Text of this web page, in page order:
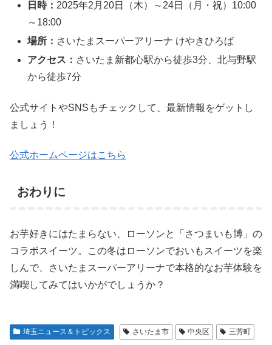
日時： 2025年2月20日（木）～24日（月・祝）10:00
～18:00
場所： さいたまスーパーアリーナ けやきひろば
アクセス： さいたま新都心駅から徒歩3分、北与野駅
から徒歩7分
公式サイトやSNSもチェックして、最新情報をゲットし
ましょう！
公式ホームページはこちら
おわりに
お芋好きにはたまらない、ローソンと「さつまいも博」の
コラボスイーツ。この冬はローソンでおいもスイーツを楽
しんで、さいたまスーパーアリーナで本格的なお芋体験を
満喫してみてはいかがでしょうか？
埼玉ニュース＆トピックス さいたま市 中央区 三芳町